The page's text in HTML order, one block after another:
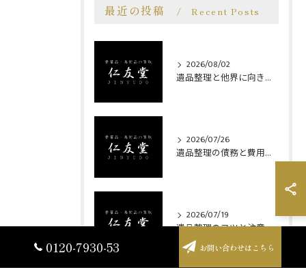
最近の投稿 Recent Posts
2026/08/02
遺品整理と他界に向き合う埼玉県狭山市南埼玉郡宮代町での安心サポート事例
2026/07/26
遺品整理の債務と費用負担を巡る相続人の心得とトラブル防止策
2026/07/19
遺品整理のコツと注意点を狭山市やさいたま市北区で安心実践する方法
0120-7930-53 お問い合わせはこちら